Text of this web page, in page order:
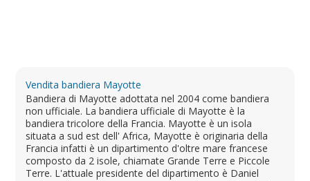
Vendita bandiera Mayotte
Bandiera di Mayotte adottata nel 2004 come bandiera
non ufficiale. La bandiera ufficiale di Mayotte è la
bandiera tricolore della Francia. Mayotte è un isola
situata a sud est dell' Africa, Mayotte è originaria della
Francia infatti è un dipartimento d'oltre mare francese
composto da 2 isole, chiamate Grande Terre e Piccole
Terre. L'attuale presidente del dipartimento è Daniel